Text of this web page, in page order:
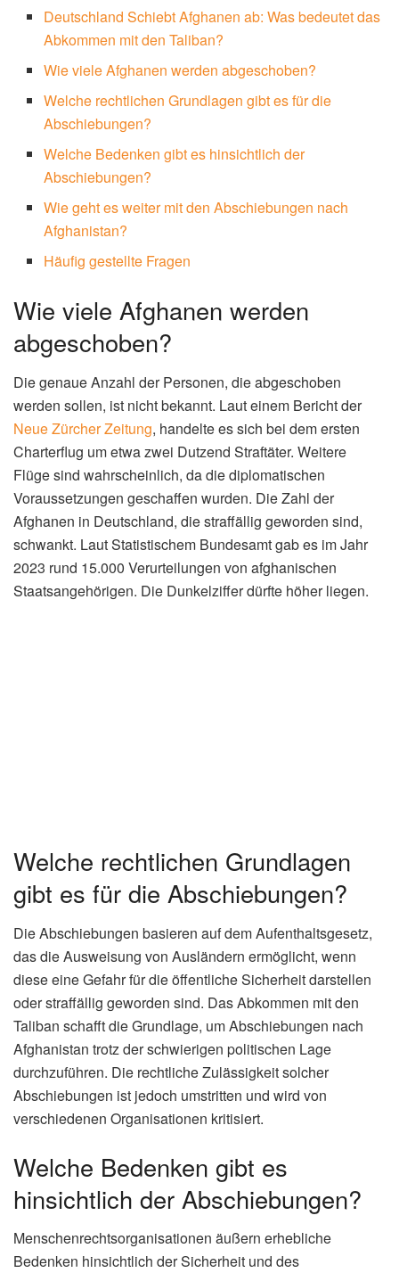
Deutschland Schiebt Afghanen ab: Was bedeutet das
Abkommen mit den Taliban?
Wie viele Afghanen werden abgeschoben?
Welche rechtlichen Grundlagen gibt es für die
Abschiebungen?
Welche Bedenken gibt es hinsichtlich der
Abschiebungen?
Wie geht es weiter mit den Abschiebungen nach
Afghanistan?
Häufig gestellte Fragen
Wie viele Afghanen werden
abgeschoben?
Die genaue Anzahl der Personen, die abgeschoben
werden sollen, ist nicht bekannt. Laut einem Bericht der
Neue Zürcher Zeitung, handelte es sich bei dem ersten
Charterflug um etwa zwei Dutzend Straftäter. Weitere
Flüge sind wahrscheinlich, da die diplomatischen
Voraussetzungen geschaffen wurden. Die Zahl der
Afghanen in Deutschland, die straffällig geworden sind,
schwankt. Laut Statistischem Bundesamt gab es im Jahr
2023 rund 15.000 Verurteilungen von afghanischen
Staatsangehörigen. Die Dunkelziffer dürfte höher liegen.
Welche rechtlichen Grundlagen
gibt es für die Abschiebungen?
Die Abschiebungen basieren auf dem Aufenthaltsgesetz,
das die Ausweisung von Ausländern ermöglicht, wenn
diese eine Gefahr für die öffentliche Sicherheit darstellen
oder straffällig geworden sind. Das Abkommen mit den
Taliban schafft die Grundlage, um Abschiebungen nach
Afghanistan trotz der schwierigen politischen Lage
durchzuführen. Die rechtliche Zulässigkeit solcher
Abschiebungen ist jedoch umstritten und wird von
verschiedenen Organisationen kritisiert.
Welche Bedenken gibt es
hinsichtlich der Abschiebungen?
Menschenrechtsorganisationen äußern erhebliche
Bedenken hinsichtlich der Sicherheit und des